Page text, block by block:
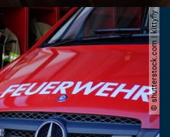
© shutterstock.com | kittyfly